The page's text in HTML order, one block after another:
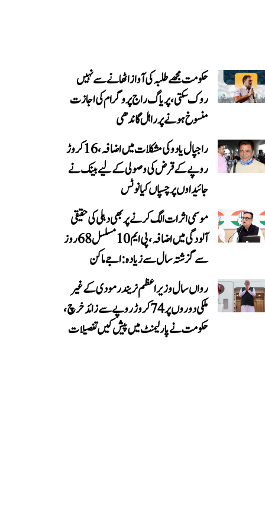
حکومت مجھے طلبہ کی آواز اٹھانے سے نہیں
روک سکتی، پریاگ راج پروگرام کی اجازت
منسوخ ہونے پر راہل گاندھی
راجپال یادو کی مشکلات میں اضافہ، 16 کروڑ
روپے کے قرض کی وصولی کے لیے بینک نے
جائیداوں پر چسپاں کیا نوٹس
موسمی اثرات الگ کرنے پر بھی دہلی کی حقیقی
آلودگی میں اضافہ، پی ایم 10 مسلسل 68 روز
سے گزشتہ سال سے زیادہ: اجے ماکن
رواں سال وزیر اعظم نریندر مودی کے غیر
ملکی دوروں پر 74 کروڑ روپے سے زائد خرچ،
حکومت نے پارلیمنٹ میں پیش کیں تفصیلات